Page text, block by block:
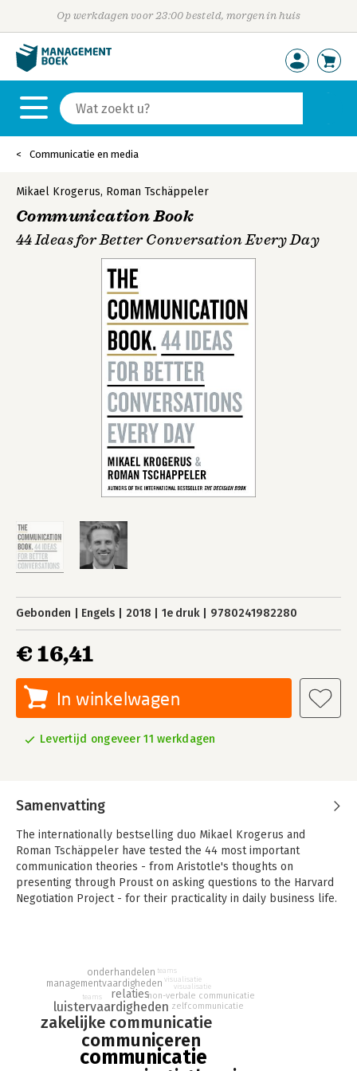
Op werkdagen voor 23:00 besteld, morgen in huis
Communicatie en media
Mikael Krogerus, Roman Tschäppeler
Communication Book
44 Ideas for Better Conversation Every Day
Gebonden Engels 2018 1e druk 9780241982280
€ 16,41
In winkelwagen
Levertijd ongeveer 11 werkdagen
Samenvatting
The internationally bestselling duo Mikael Krogerus and
Roman Tschäppeler have tested the 44 most important
communication theories - from Aristotle's thoughts on
presenting through Proust on asking questions to the Harvard
Negotiation Project - for their practicality in daily business life.
From running better meetings and improving the conversations
in your head to brushing up on your listening skills and small
talk, the pair masterfully fuses theoretical knowledge and
business advice with humour and practicality. With sections on
work, the self, relationships and language, they show that we
can improve not only what we communicate, but how we do so.
communicatie
communiceren
zakelijke communicatie
luistervaardigheden
relaties
managementvaardigheden
onderhandelen
non-verbale communicatie
zelfcommunicatie
teams
visualisatie
teams
visualisatie